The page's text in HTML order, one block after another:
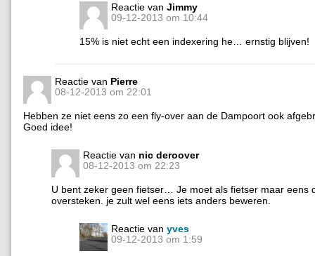
Reactie van Jimmy
09-12-2013 om 10:44
15% is niet echt een indexering he… ernstig blijven!
Reactie van Pierre
08-12-2013 om 22:01
Hebben ze niet eens zo een fly-over aan de Dampoort ook
Goed idee!
Reactie van nic deroover
08-12-2013 om 22:23
U bent zeker geen fietser… Je moet als fietser maar eens
oversteken. je zult wel eens iets anders beweren.
Reactie van yves
09-12-2013 om 1:59